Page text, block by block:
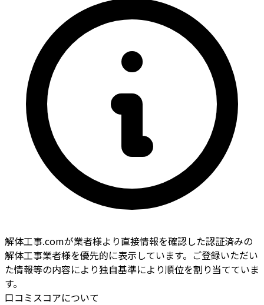
解体工事.comが業者様より直接情報を確認した認証済みの
解体工事業者様を優先的に表示しています。ご登録いただい
た情報等の内容により独自基準により順位を割り当てていま
す。
口コミスコアについて